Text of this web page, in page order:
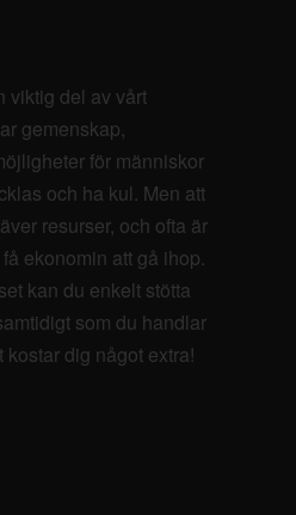
viktig del av vårt
gemenskap,
för människor
och ha kul. Men att
resurser, och ofta är
ekonomin att gå ihop.
kan du enkelt stötta
som du handlar
dig något extra!